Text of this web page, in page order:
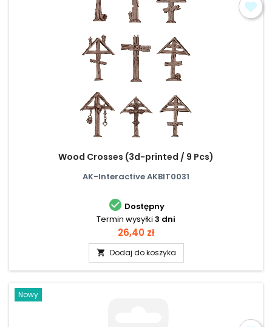
Wood Crosses (3d-printed / 9 Pcs)
AK-Interactive AKBIT0031
 Dostępny
Termin wysyłki 3 dni
Cena
26,40 zł
 Dodaj do koszyka
Nowy